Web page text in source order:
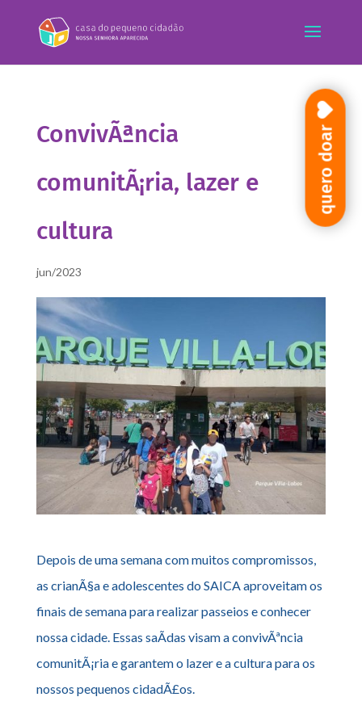
ConvivÃªncia
comunitÃ¡ria, lazer e
cultura
jun/2023
Depois de uma semana com muitos compromissos,
as crianÃ§a e adolescentes do SAICA aproveitam os
finais de semana para realizar passeios e conhecer
nossa cidade. Essas saÃ­das visam a convivÃªncia
comunitÃ¡ria e garantem o lazer e a cultura para os
nossos pequenos cidadÃ£os.
quero doar